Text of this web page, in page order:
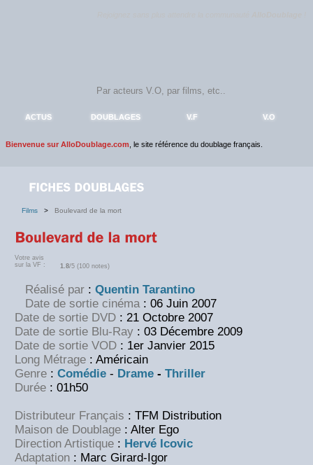
ACTUS DOUBLAGES V.F V.O
Bienvenue sur AlloDoublage.com , le site référence du doublage français.
Films > Boulevard de la mort
Votre avis
sur la VF :
1.8/5 (100 notes)
Réalisé par : Quentin Tarantino
Date de sortie cinéma : 06 Juin 2007
Date de sortie DVD : 21 Octobre 2007
Date de sortie Blu-Ray : 03 Décembre 2009
Date de sortie VOD : 1er Janvier 2015
Long Métrage : Américain
Genre : Comédie - Drame - Thriller
Durée : 01h50
Distributeur Français : TFM Distribution
Maison de Doublage : Alter Ego
Direction Artistique : Hervé Icovic
Adaptation : Marc Girard-Igor